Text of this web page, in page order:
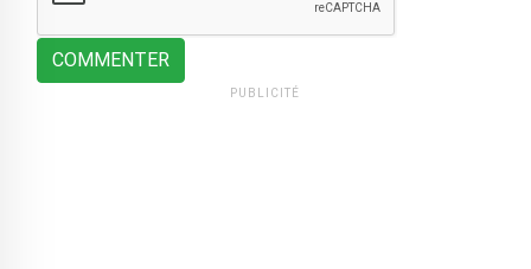
COMMENTER
PUBLICITÉ